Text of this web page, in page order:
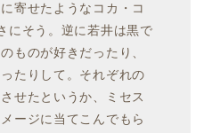
寄せたようなコカ・コ
にそう。逆に若井は黒で
ものが好きだったり、
たりして。それぞれの
せたというか、ミセス
ージに当てこんでもら